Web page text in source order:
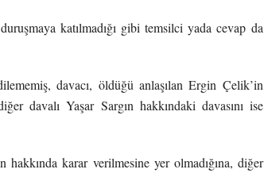
katılmadığı gibi temsilci yada cevap da
davacı, öldüğü anlaşılan Ergin Çelik’in
davalı Yaşar Sargın hakkındaki davasını ise
hakkında karar verilmesine yer olmadığına, diğer